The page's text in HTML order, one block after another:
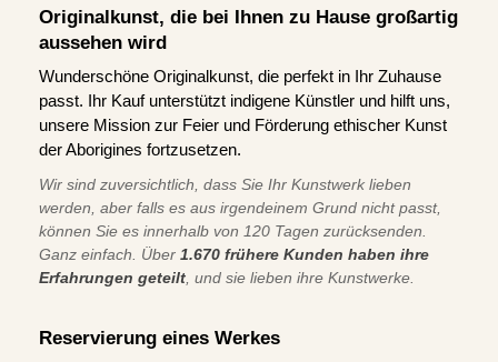
Originalkunst, die bei Ihnen zu Hause großartig
aussehen wird
Wunderschöne Originalkunst, die perfekt in Ihr Zuhause
passt. Ihr Kauf unterstützt indigene Künstler und hilft uns,
unsere Mission zur Feier und Förderung ethischer Kunst
der Aborigines fortzusetzen.
Wir sind zuversichtlich, dass Sie Ihr Kunstwerk lieben
werden, aber falls es aus irgendeinem Grund nicht passt,
können Sie es innerhalb von 120 Tagen zurücksenden.
Ganz einfach. Über 1.670 frühere Kunden haben ihre
Erfahrungen geteilt , und sie lieben ihre Kunstwerke.
Reservierung eines Werkes